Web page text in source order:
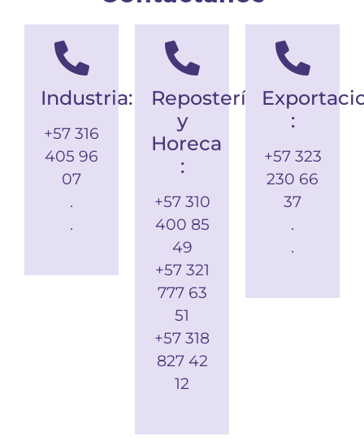
Industria:
+57 316
405 96
07
.
.
Repostería
y
Horeca
:
+57 310
400 85
49
+57 321
777 63
51
+57 318
827 42
12
:
+57 323
230 66
37
.
.